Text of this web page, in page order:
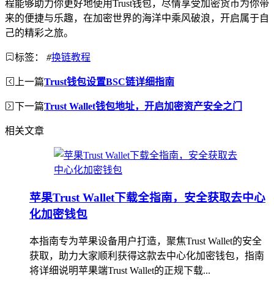
程能够助力你更好地使用Trust钱包，尽情享受加密货币为你带
来的便捷与乐趣，在加密世界的海洋中乘风破浪，开启属于自
己的精彩之旅。
标签： #换链教程
上一篇Trust钱包设置BSC链详细指南
下一篇Trust Wallet钱包地址，开启加密资产安全之门
相关文章
苹果Trust Wallet下载全指南，安全获取去中心
化加密钱包
本指南专为苹果设备用户打造，聚焦Trust Wallet的安全
获取，助力大家顺利获得这款去中心化加密钱包，指南
将详细说明苹果端Trust Wallet的正规下载...